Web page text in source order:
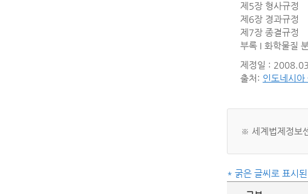
제5장 형사규정
제6장 경과규정
제7장 종결규정
부록 I 화학물질
제정일 :
출처: 인도네시아
※ 세계법제정보
* 굵은 글씨로 표시